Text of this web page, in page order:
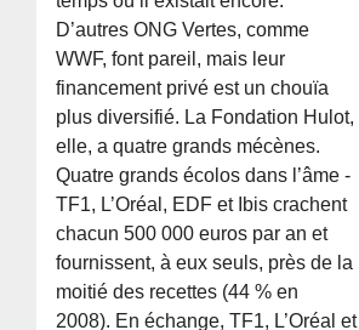
D’autres ONG Vertes, comme
WWF, font pareil, mais leur
financement privé est un chouïa
plus diversifié. La Fondation Hulot,
elle, a quatre grands mécènes.
Quatre grands écolos dans l’âme -
TF1, L’Oréal, EDF et Ibis crachent
chacun 500 000 euros par an et
fournissent, à eux seuls, près de la
moitié des recettes (44 % en
2008). En échange, TF1, L’Oréal et